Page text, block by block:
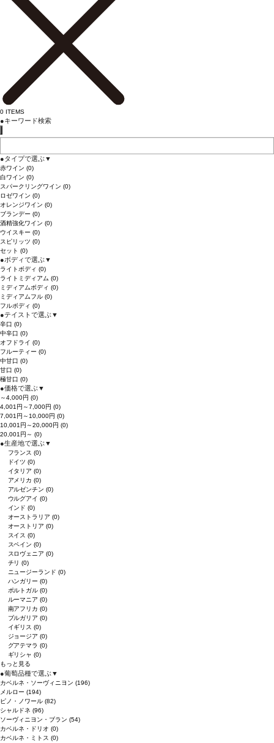
0 ITEMS
●キーワード検索
●タイプで選ぶ▼
赤ワイン (0)
白ワイン (0)
スパークリングワイン (0)
ロゼワイン (0)
オレンジワイン (0)
ブランデー (0)
酒精強化ワイン (0)
ウイスキー (0)
スピリッツ (0)
セット (0)
●ボディで選ぶ▼
ライトボディ (0)
ライトミディアム (0)
ミディアムボディ (0)
ミディアムフル (0)
フルボディ (0)
●テイストで選ぶ▼
辛口 (0)
中辛口 (0)
オフドライ (0)
フルーティー (0)
中甘口 (0)
甘口 (0)
極甘口 (0)
●価格で選ぶ▼
～4,000円 (0)
4,001円～7,000円 (0)
7,001円～10,000円 (0)
10,001円～20,000円 (0)
20,001円～ (0)
●生産地で選ぶ▼
フランス(0)
ドイツ(0)
イタリア(0)
アメリカ(0)
アルゼンチン(0)
ウルグアイ(0)
インド(0)
オーストラリア(0)
オーストリア(0)
スイス(0)
スペイン(0)
スロヴェニア(0)
チリ(0)
ニュージーランド(0)
ハンガリー(0)
ポルトガル(0)
ルーマニア(0)
南アフリカ(0)
ブルガリア(0)
イギリス(0)
ジョージア(0)
グアテマラ(0)
ギリシャ(0)
もっと見る
●葡萄品種で選ぶ▼
カベルネ・ソーヴィニヨン (196)
メルロー (194)
ピノ・ノワール (82)
シャルドネ (96)
ソーヴィニヨン・ブラン (54)
カベルネ・ドリオ (0)
カベルネ・ミトス (0)